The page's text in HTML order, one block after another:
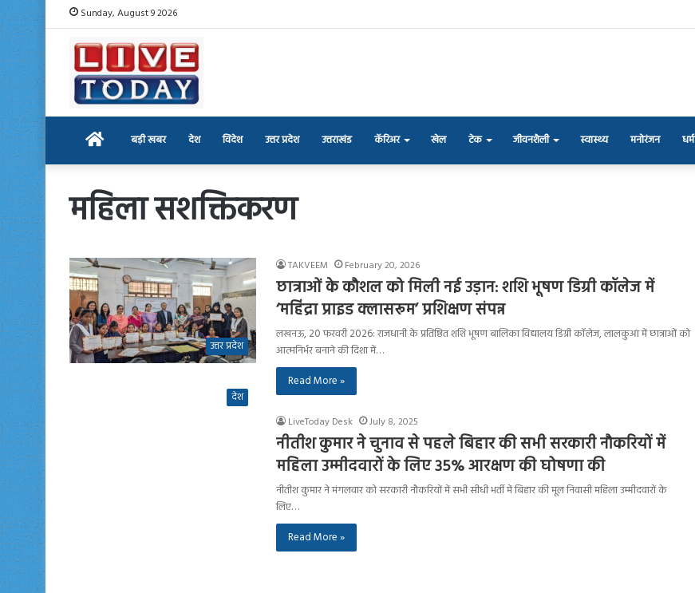
Sunday, August 9 2026
Home बड़ी खबर देश विदेश उत्तर प्रदेश उत्तराखंड कॅरिअर खेल टेक जीवनशैली स्वास्थ्य मनोरंजन धर्म
महिला सशक्तिकरण
उत्तर प्रदेश
TAKVEEM February 20, 2026
छात्राओं के कौशल को मिली नई उड़ान: शशि भूषण डिग्री कॉलेज में
‘महिंद्रा प्राइड क्लासरूम’ प्रशिक्षण संपन्न
लखनऊ, 20 फरवरी 2026: राजधानी के प्रतिष्ठित शशि भूषण बालिका विद्यालय डिग्री कॉलेज, लालकुआं में छात्राओं को
आत्मनिर्भर बनाने की दिशा में…
Read More »
देश
LiveToday Desk
July 8, 2025
नीतीश कुमार ने चुनाव से पहले बिहार की सभी सरकारी नौकरियों में
महिला उम्मीदवारों के लिए 35% आरक्षण की घोषणा की
नीतीश कुमार ने मंगलवार को सरकारी नौकरियों में सभी सीधी भर्ती में बिहार की मूल निवासी महिला उम्मीदवारों के
लिए…
Read More »